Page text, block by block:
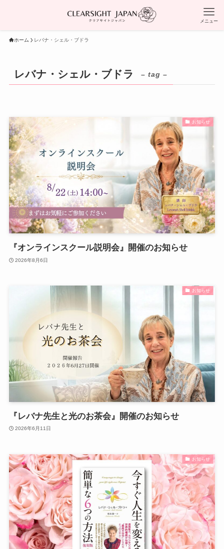
メニュー
ホーム レバナ・シェル・ブドラ
レバナ・シェル・ブドラ – tag –
お知らせ
『オンラインスクール説明会』開催のお知らせ
2026年8月6日
お知らせ
『レバナ先生と光のお茶会』開催のお知らせ
2026年6月11日
お知らせ